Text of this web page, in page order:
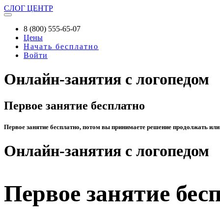
СЛОГ ЦЕНТР
8 (800) 555-65-07
Цены
Начать бесплатно
Войти
Онлайн-занятия с логопедом
Первое занятие бесплатно
Первое занятие бесплатно, потом вы принимаете решение продолжать или
Онлайн-занятия с логопедом
Первое занятие